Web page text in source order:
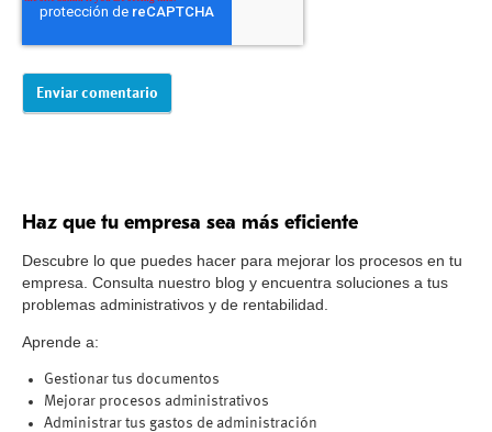
Haz que tu empresa sea más eficiente
Descubre lo que puedes hacer para mejorar los procesos en tu
empresa. Consulta nuestro blog y encuentra soluciones a tus
problemas administrativos y de rentabilidad.
Aprende a:
Gestionar tus documentos
Mejorar procesos administrativos
Administrar tus gastos de administración